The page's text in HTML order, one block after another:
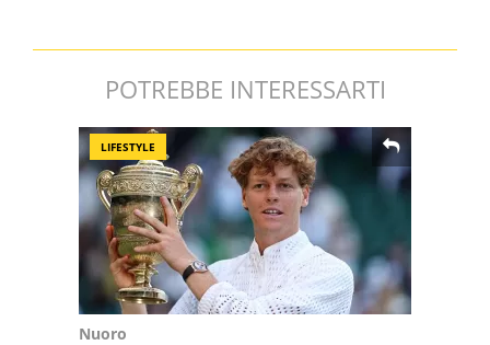
POTREBBE INTERESSARTI
LIFESTYLE
Nuoro